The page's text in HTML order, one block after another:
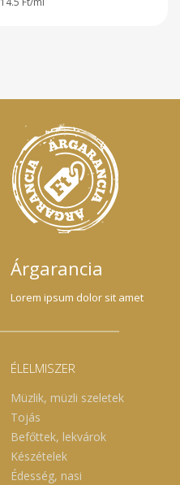
Árgarancia
Lorem ipsum dolor sit amet
ÉLELMISZER
Müzlik, müzli szeletek
Tojás
Befőttek, lekvárok
Készételek
Édesség, nasi